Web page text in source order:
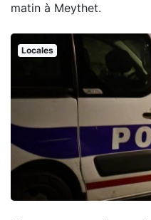
matin à Meythet.
Locales